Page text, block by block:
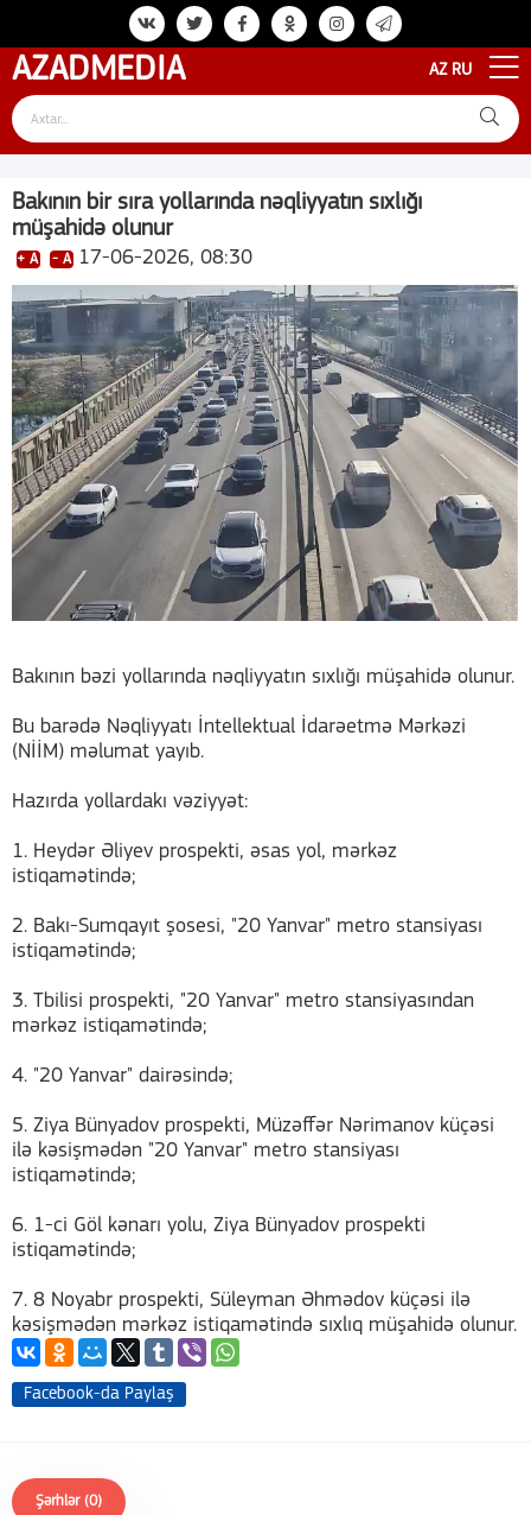
AZADMEDIA AZ RU
Bakının bir sıra yollarında nəqliyyatın sıxlığı
müşahidə olunur
+ A - A 17-06-2026, 08:30
Bakının bəzi yollarında nəqliyyatın sıxlığı müşahidə olunur.
Bu barədə Nəqliyyatı İntellektual İdarəetmə Mərkəzi
(NİİM) məlumat yayıb.
Hazırda yollardakı vəziyyət:
1. Heydər Əliyev prospekti, əsas yol, mərkəz
istiqamətində;
2. Bakı-Sumqayıt şosesi, "20 Yanvar" metro stansiyası
istiqamətində;
3. Tbilisi prospekti, "20 Yanvar" metro stansiyasından
mərkəz istiqamətində;
4. "20 Yanvar" dairəsində;
5. Ziya Bünyadov prospekti, Müzəffər Nərimanov küçəsi
ilə kəsişmədən "20 Yanvar" metro stansiyası
istiqamətində;
6. 1-ci Göl kənarı yolu, Ziya Bünyadov prospekti
istiqamətində;
7. 8 Noyabr prospekti, Süleyman Əhmədov küçəsi ilə
kəsişmədən mərkəz istiqamətində sıxlıq müşahidə olunur.
Facebook-da Paylaş
Şərhlər (0)